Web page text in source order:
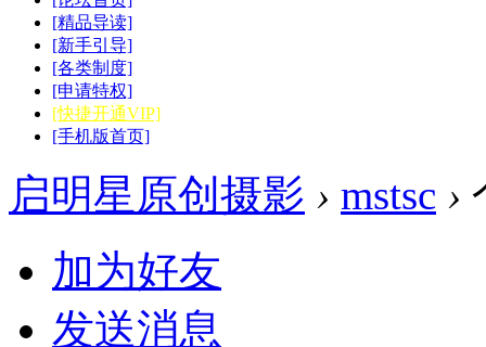
[精品导读]
[新手引导]
[各类制度]
[申请特权]
[快捷开通VIP]
[手机版首页]
启明星原创摄影 › mstsc ›
加为好友
发送消息